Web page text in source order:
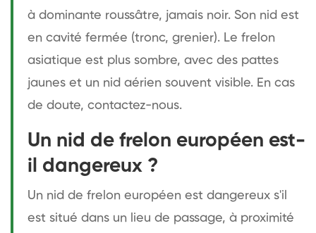
à dominante roussâtre, jamais noir. Son nid est
en cavité fermée (tronc, grenier). Le frelon
asiatique est plus sombre, avec des pattes
jaunes et un nid aérien souvent visible. En cas
de doute, contactez-nous.
Un nid de frelon européen est-
il dangereux ?
Un nid de frelon européen est dangereux s'il
est situé dans un lieu de passage, à proximité